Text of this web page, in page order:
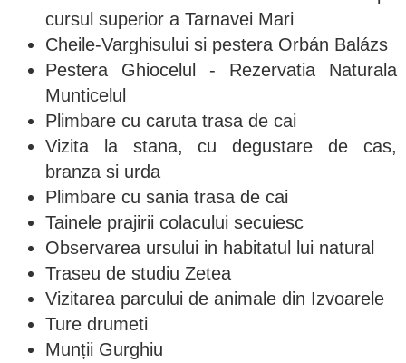
cursul superior a Tarnavei Mari
Cheile-Varghisului si pestera Orbán Balázs
Pestera Ghiocelul - Rezervatia Naturala
Munticelul
Plimbare cu caruta trasa de cai
Vizita la stana, cu degustare de cas,
branza si urda
Plimbare cu sania trasa de cai
Tainele prajirii colacului secuiesc
Observarea ursului in habitatul lui natural
Traseu de studiu Zetea
Vizitarea parcului de animale din Izvoarele
Ture drumeti
Munții Gurghiu